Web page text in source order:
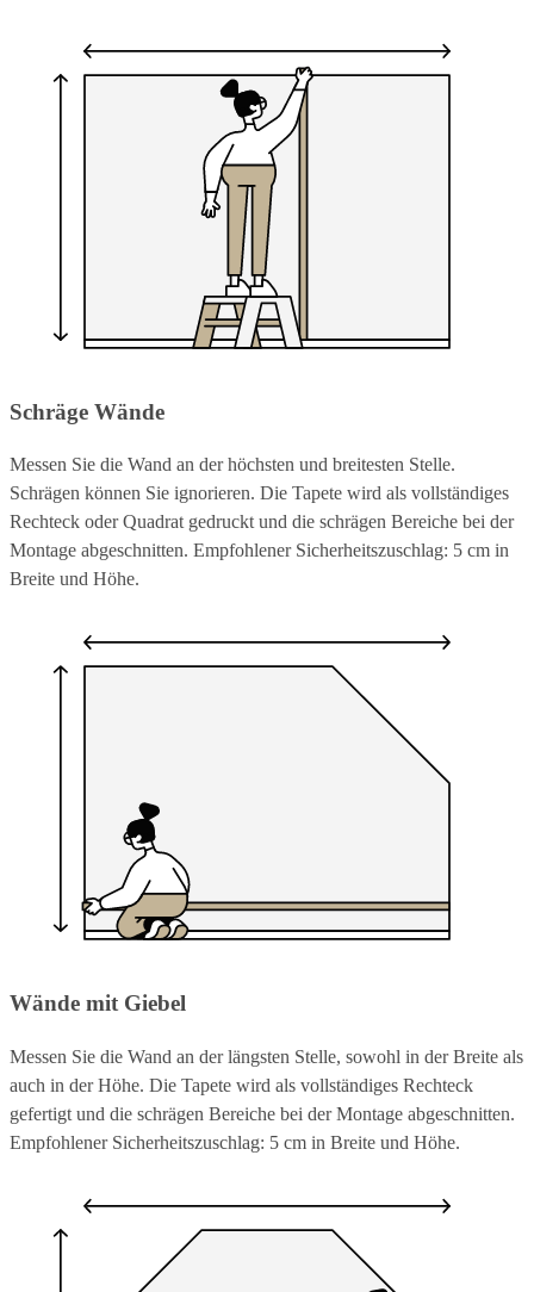
Schräge Wände
Messen Sie die Wand an der höchsten und breitesten Stelle.
Schrägen können Sie ignorieren. Die Tapete wird als vollständiges
Rechteck oder Quadrat gedruckt und die schrägen Bereiche bei der
Montage abgeschnitten. Empfohlener Sicherheitszuschlag: 5 cm in
Breite und Höhe.
Wände mit Giebel
Messen Sie die Wand an der längsten Stelle, sowohl in der Breite als
auch in der Höhe. Die Tapete wird als vollständiges Rechteck
gefertigt und die schrägen Bereiche bei der Montage abgeschnitten.
Empfohlener Sicherheitszuschlag: 5 cm in Breite und Höhe.